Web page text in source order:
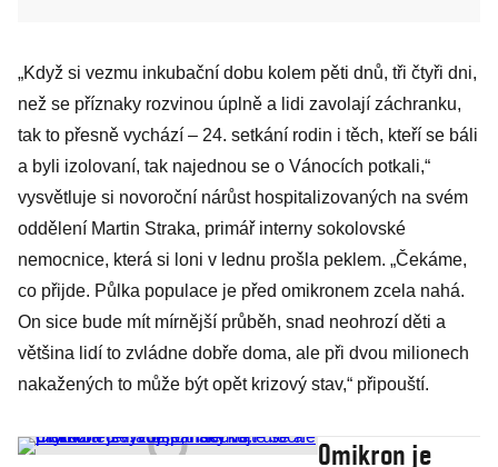
„Když si vezmu inkubační dobu kolem pěti dnů, tři čtyři dni,
než se příznaky rozvinou úplně a lidi zavolají záchranku,
tak to přesně vychází – 24. setkání rodin i těch, kteří se báli
a byli izolovaní, tak najednou se o Vánocích potkali,“
vysvětluje si novoroční nárůst hospitalizovaných na svém
oddělení Martin Straka, primář interny sokolovské
nemocnice, která si loni v lednu prošla peklem. „Čekáme,
co přijde. Půlka populace je před omikronem zcela nahá.
On sice bude mít mírnější průběh, snad neohrozí děti a
většina lidí to zvládne dobře doma, ale při dvou milionech
nakažených to může být opět krizový stav,“ připouští.
Omikron je